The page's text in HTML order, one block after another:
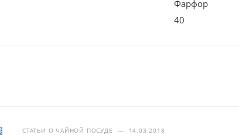
Фарфор
40
СТАТЬИ О ЧАЙНОЙ ПОСУДЕ — 14.03.2018